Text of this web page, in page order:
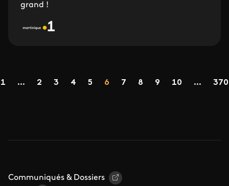
grand !
1 ... Page
2 Page
3 Page
4 Page
5 Page
6 Page
7 Page
8 Page
9 Page
10 ... 370
Communiqués & Dossiers